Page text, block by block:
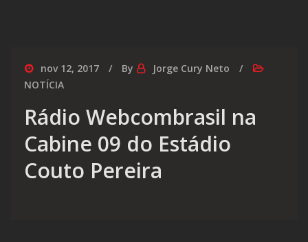
nov 12, 2017 By
Jorge Cury Neto
NOTÍCIA
Rádio Webcombrasil na
Cabine 09 do Estádio
Couto Pereira